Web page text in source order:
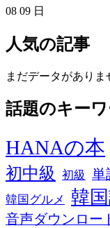
08 09 日
人気の記事
まだデータがありま
話題のキー
HANAの本
初中級
初級 単
韓国グルメ 韓
音声ダウンロー